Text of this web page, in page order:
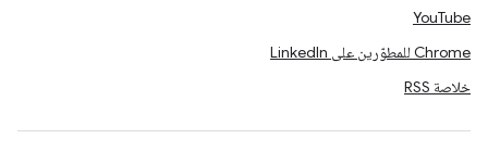
YouTube
Chrome للمطوّرين على LinkedIn
خلاصة RSS